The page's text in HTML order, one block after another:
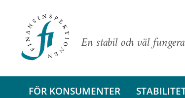
En stabil och väl
FÖR KONSUMENTER